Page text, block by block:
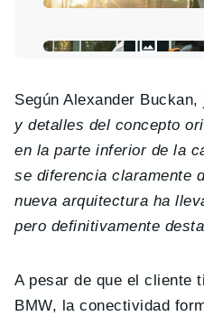
Según Alexander
y detalles del concepto
en la parte inferior de la
se diferencia claramente
nueva arquitectura ha
pero definitivamente
A pesar de que el cliente
BMW, la conectividad